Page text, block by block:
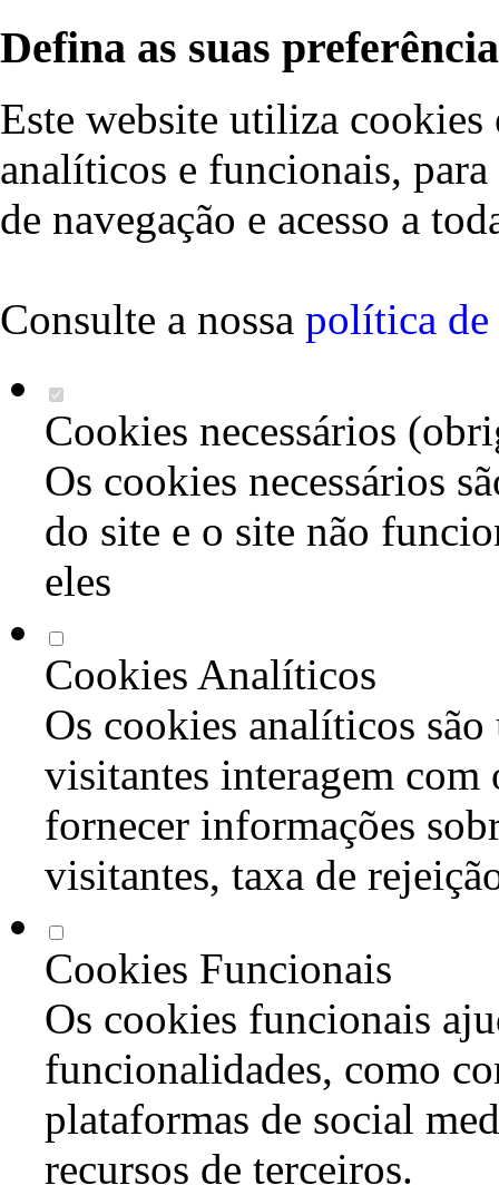
Defina as suas
Este website utiliza cookies
analíticos e funcionais,
de navegação e acesso a
Consulte a nossa política de
Cookies necessários
Os cookies necessários
do site e o site não
eles
Cookies Analíticos
Os cookies analíticos são
visitantes interagem com
fornecer informações
visitantes, taxa de
Cookies Funcionais
Os cookies funcionais
funcionalidades, como
plataformas de social
recursos de terceiros.